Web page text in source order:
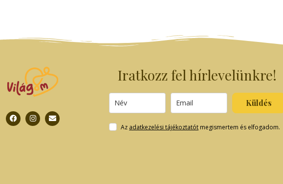
Iratkozz fel hírlevelünkre!
Küldés
Az adatkezelési tájékoztatót megismertem és elfogadom.